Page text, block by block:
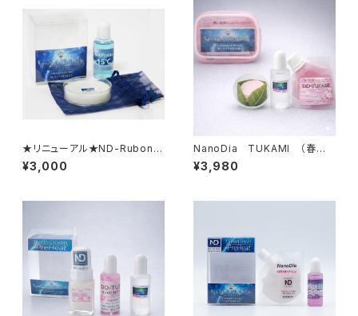
★リニューアル★ND-RubonW
AX ColdSnow （極寒・あられ
雪）【固形生塗+水系ﾘｷｯﾄﾞ】
¥3,000
NanoDia TUKAMI （春の
掴まれる雪）【固形生塗+水性ジ
ェル】
¥3,980